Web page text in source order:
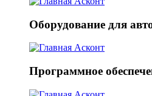
Оборудование для
Программное